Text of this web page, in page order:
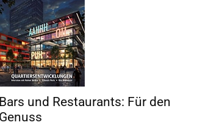
Bars und Restaurants: Für den
Genuss